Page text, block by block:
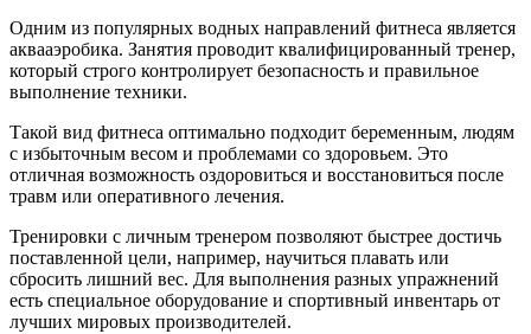
Одним из популярных водных направлений фитнеса является
аквааэробика. Занятия проводит квалифицированный тренер,
который строго контролирует безопасность и правильное
выполнение техники.
Такой вид фитнеса оптимально подходит беременным, людям
с избыточным весом и проблемами со здоровьем. Это
отличная возможность оздоровиться и восстановиться после
травм или оперативного лечения.
Тренировки с личным тренером позволяют быстрее достичь
поставленной цели, например, научиться плавать или
сбросить лишний вес. Для выполнения разных упражнений
есть специальное оборудование и спортивный инвентарь от
лучших мировых производителей.